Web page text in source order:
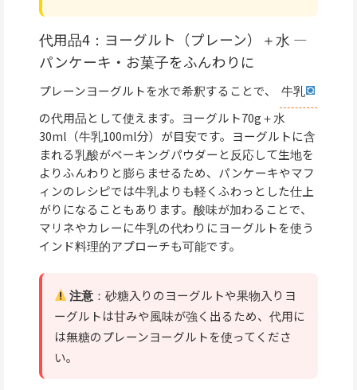
代用品4：ヨーグルト（プレーン）＋水 —
パンケーキ・お菓子をふんわりに
プレーンヨーグルトを水で希釈することで、
牛乳
の代用品として使えます。ヨーグルト70g＋水
30ml（牛乳100ml分）が目安です。ヨーグルトに含
まれる乳酸がベーキングパウダーと反応して生地を
よりふんわりと膨らませるため、パンケーキやマフ
ィンのレシピでは牛乳よりも軽くふわっとした仕上
がりになることもあります。酸味が加わることで、
マリネやカレーに牛乳の代わりにヨーグルトを使う
インド料理的アプローチも可能です。
注意 ：砂糖入りのヨーグルトや果物入りヨ
ーグルトは甘みや風味が強く出るため、代用に
は無糖のプレーンヨーグルトを使ってくださ
い。